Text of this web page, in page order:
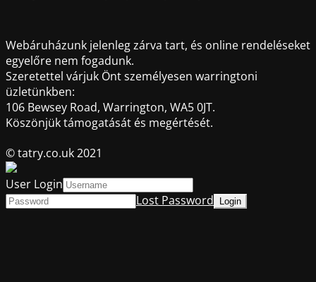
Webáruházunk jelenleg zárva tart, és online rendeléseket
egyelőre nem fogadunk.
Szeretettel várjuk Önt személyesen warringtoni
üzletünkben:
106 Bewsey Road, Warrington, WA5 0JT.
Köszönjük támogatását és megértését.
© tatry.co.uk 2021
User Login
Lost Password